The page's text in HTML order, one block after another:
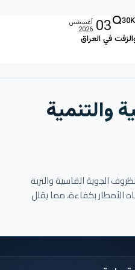
في العراق
30K
03 أغسطس
2026
والتنمية
الجوية القاسية والتربة
الأمطار بكفاءة، مما يقلل